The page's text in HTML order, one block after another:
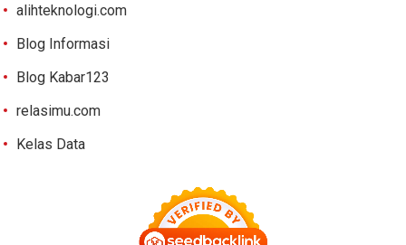
alihteknologi.com
Blog Informasi
Blog Kabar123
relasimu.com
Kelas Data